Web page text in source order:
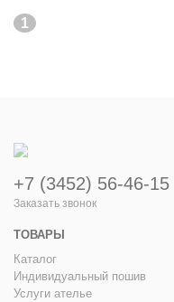
1
+7 (3452) 56-46-15
Заказать звонок
ТОВАРЫ
Каталог
Индивидуальный пошив
Услуги ателье